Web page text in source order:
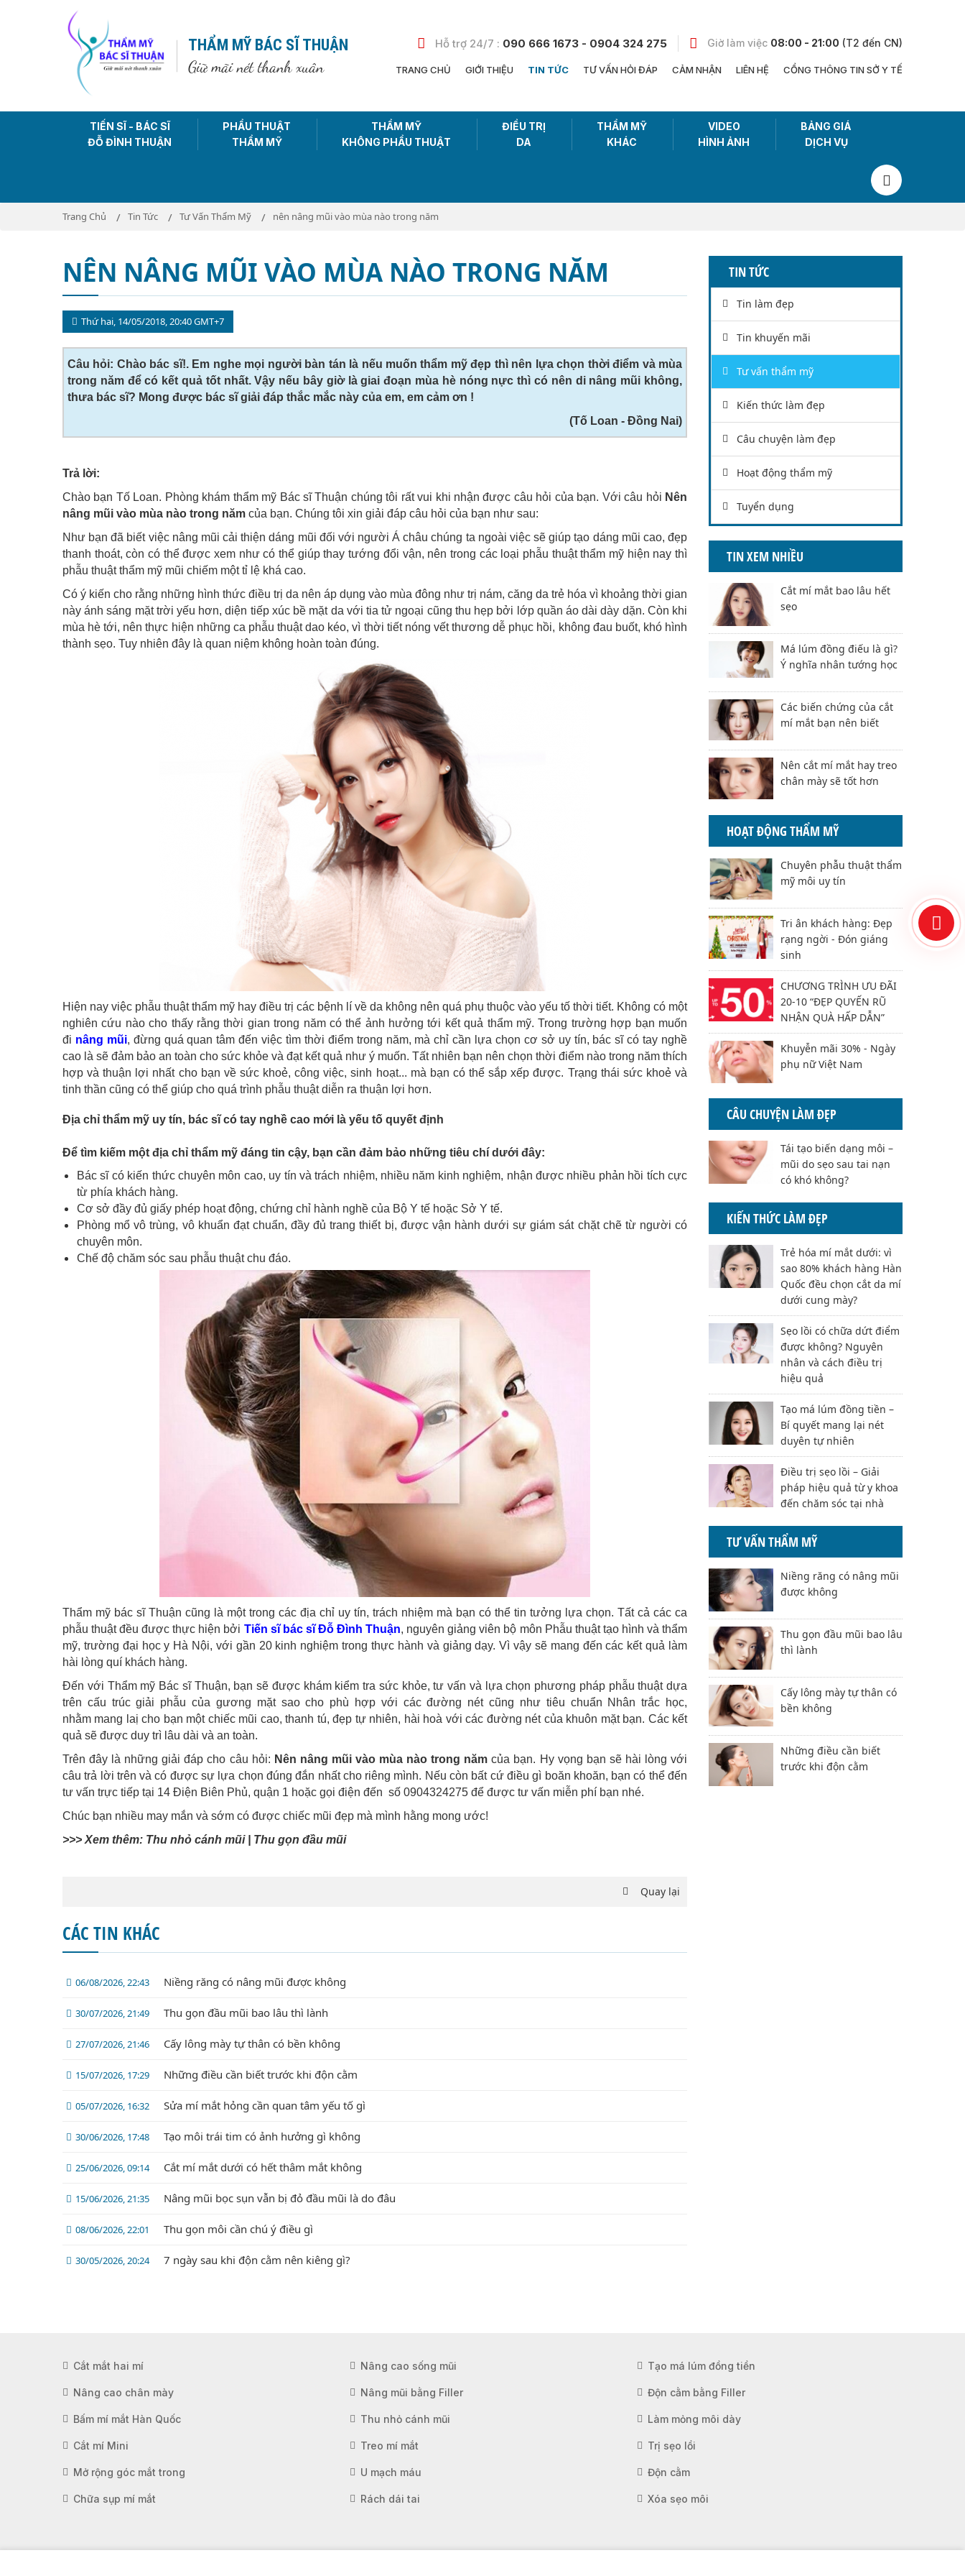
THẨM MỸ BÁC SĨ THUẬN
Giữ mãi nét thanh xuân
Hỗ trợ 24/7 : 090 666 1673 - 0904 324 275 Giờ làm việc 08:00 - 21:00 (T2 đến CN)
TRANG CHỦ GIỚI THIỆU TIN TỨC TƯ VẤN HỎI ĐÁP CẢM NHẬN LIÊN HỆ CỔNG THÔNG TIN SỞ Y TẾ
TIẾN SĨ - BÁC SĨ
ĐỖ ĐÌNH THUẬN
PHẨU THUẬT
THẨM MỸ
THẨM MỸ
KHÔNG PHẨU THUẬT
ĐIỀU TRỊ
DA
THẨM MỸ
KHÁC
VIDEO
HÌNH ẢNH
BẢNG GIÁ
DỊCH VỤ
Trang Chủ Tin Tức Tư Vấn Thẩm Mỹ nên nâng mũi vào mùa nào trong năm
NÊN NÂNG MŨI VÀO MÙA NÀO TRONG NĂM
Thứ hai, 14/05/2018, 20:40 GMT+7
Câu hỏi: Chào bác sĩ!. Em nghe mọi người bàn tán là nếu muốn thẩm mỹ đẹp thì nên lựa chọn thời điểm và mùa
trong năm để có kết quả tốt nhất. Vậy nếu bây giờ là giai đoạn mùa hè nóng nực thì có nên di nâng mũi không,
thưa bác sĩ? Mong được bác sĩ giải đáp thắc mắc này của em, em cảm ơn !
(Tố Loan - Đồng Nai)
Trả lời:
Chào bạn Tố Loan. Phòng khám thẩm mỹ Bác sĩ Thuận chúng tôi rất vui khi nhận được câu hỏi của bạn. Với câu hỏi Nên
nâng mũi vào mùa nào trong năm của bạn. Chúng tôi xin giải đáp câu hỏi của bạn như sau:
Như bạn đã biết việc nâng mũi cải thiện dáng mũi đối với người Á châu chúng ta ngoài việc sẽ giúp tạo dáng mũi cao, đẹp
thanh thoát, còn có thể được xem như có thể giúp thay tướng đổi vận, nên trong các loại phẫu thuật thẩm mỹ hiện nay thì
phẫu thuật thẩm mỹ mũi chiếm một tỉ lệ khá cao.
Có ý kiến cho rằng những hình thức điều trị da nên áp dụng vào mùa đông như trị nám, căng da trẻ hóa vì khoảng thời gian
này ánh sáng mặt trời yếu hơn, diện tiếp xúc bề mặt da với tia tử ngoại cũng thu hẹp bởi lớp quần áo dài dày dặn. Còn khi
mùa hè tới, nên thực hiện những ca phẫu thuật dao kéo, vì thời tiết nóng vết thương dễ phục hồi, không đau buốt, khó hình
thành sẹo. Tuy nhiên đây là quan niệm không hoàn toàn đúng.
Hiện nay việc phẫu thuật thẩm mỹ hay điều trị các bệnh lí về da không nên quá phụ thuộc vào yếu tố thời tiết. Không có một
nghiên cứu nào cho thấy rằng thời gian trong năm có thể ảnh hưởng tới kết quả thẩm mỹ. Trong trường hợp bạn muốn
đi nâng mũi, đừng quá quan tâm đến việc tìm thời điểm trong năm, mà chỉ cần lựa chọn cơ sở uy tín, bác sĩ có tay nghề
cao là sẽ đảm bảo an toàn cho sức khỏe và đạt kết quả như ý muốn. Tất nhiên bạn nên chọn thời điểm nào trong năm thích
hợp và thuận lợi nhất cho bạn về sức khoẻ, công việc, sinh hoạt... mà bạn có thể sắp xếp được. Trạng thái sức khoẻ và
tinh thần cũng có thể giúp cho quá trình phẫu thuật diễn ra thuận lợi hơn.
Địa chỉ thẩm mỹ uy tín, bác sĩ có tay nghề cao mới là yếu tố quyết định
Để tìm kiếm một địa chỉ thẩm mỹ đáng tin cậy, bạn cần đảm bảo những tiêu chí dưới đây:
Bác sĩ có kiến thức chuyên môn cao, uy tín và trách nhiệm, nhiều năm kinh nghiệm, nhận được nhiều phản hồi tích cực
từ phía khách hàng.
Cơ sở đầy đủ giấy phép hoạt động, chứng chỉ hành nghề của Bộ Y tế hoặc Sở Y tế.
Phòng mổ vô trùng, vô khuẩn đạt chuẩn, đầy đủ trang thiết bị, được vận hành dưới sự giám sát chặt chẽ từ người có
chuyên môn.
Chế độ chăm sóc sau phẫu thuật chu đáo.
Thẩm mỹ bác sĩ Thuận cũng là một trong các địa chỉ uy tín, trách nhiệm mà bạn có thể tin tưởng lựa chọn. Tất cả các ca
phẫu thuật đều được thực hiện bởi Tiến sĩ bác sĩ Đỗ Đình Thuận, nguyên giảng viên bộ môn Phẫu thuật tạo hình và thẩm
mỹ, trường đại học y Hà Nội, với gần 20 kinh nghiệm trong thực hành và giảng dạy. Vì vậy sẽ mang đến các kết quả làm
hài lòng quí khách hàng.
Đến với Thẩm mỹ Bác sĩ Thuận, bạn sẽ được khám kiểm tra sức khỏe, tư vấn và lựa chọn phương pháp phẫu thuật dựa
trên cấu trúc giải phẫu của gương mặt sao cho phù hợp với các đường nét cũng như tiêu chuẩn Nhân trắc học,
nhằm mang laị cho bạn một chiếc mũi cao, thanh tú, đẹp tự nhiên, hài hoà với các đường nét của khuôn mặt bạn. Các kết
quả sẽ được duy trì lâu dài và an toàn.
Trên đây là những giải đáp cho câu hỏi: Nên nâng mũi vào mùa nào trong nămcủa bạn. Hy vọng bạn sẽ hài lòng với
câu trả lời trên và có được sự lựa chọn đúng đắn nhất cho riêng mình. Nếu còn bất cứ điều gì boăn khoăn, bạn có thể đến
tư vấn trực tiếp tại 14 Điện Biên Phủ, quận 1 hoặc gọi điện đến số 0904324275 để được tư vấn miễn phí bạn nhé.
Chúc bạn nhiều may mắn và sớm có được chiếc mũi đẹp mà mình hằng mong ước!
>>> Xem thêm: Thu nhỏ cánh mũi| Thu gọn đầu mũi
Quay lại
CÁC TIN KHÁC
06/08/2026, 22:43 Niềng răng có nâng mũi được không
30/07/2026, 21:49 Thu gọn đầu mũi bao lâu thì lành
27/07/2026, 21:46 Cấy lông mày tự thân có bền không
15/07/2026, 17:29 Những điều cần biết trước khi độn cằm
05/07/2026, 16:32 Sửa mí mắt hỏng cần quan tâm yếu tố gì
30/06/2026, 17:48 Tạo môi trái tim có ảnh hưởng gì không
25/06/2026, 09:14 Cắt mí mắt dưới có hết thâm mắt không
15/06/2026, 21:35 Nâng mũi bọc sụn vẫn bị đỏ đầu mũi là do đâu
08/06/2026, 22:01 Thu gọn môi cần chú ý điều gì
30/05/2026, 20:24 7 ngày sau khi độn cằm nên kiêng gì?
TIN TỨC
Tin làm đẹp
Tin khuyến mãi
Tư vấn thẩm mỹ
Kiến thức làm đẹp
Câu chuyện làm đẹp
Hoạt động thẩm mỹ
Tuyển dụng
TIN XEM NHIỀU
Cắt mí mắt bao lâu hết
sẹo
Má lúm đồng điếu là gì?
Ý nghĩa nhân tướng học
Các biến chứng của cắt
mí mắt bạn nên biết
Nên cắt mí mắt hay treo
chân mày sẽ tốt hơn
HOẠT ĐỘNG THẨM MỸ
Chuyên phẫu thuật thẩm
mỹ môi uy tín
Tri ân khách hàng: Đẹp
rạng ngời - Đón giáng
sinh
CHƯƠNG TRÌNH ƯU ĐÃI
20-10 “ĐẸP QUYẾN RŨ
NHẬN QUÀ HẤP DẪN”
Khuyễn mãi 30% - Ngày
phụ nữ Việt Nam
CÂU CHUYỆN LÀM ĐẸP
Tái tạo biến dạng môi –
mũi do sẹo sau tai nạn
có khó không?
KIẾN THỨC LÀM ĐẸP
Trẻ hóa mí mắt dưới: vì
sao 80% khách hàng Hàn
Quốc đều chọn cắt da mí
dưới cung mày?
Sẹo lồi có chữa dứt điểm
được không? Nguyên
nhân và cách điều trị
hiệu quả
Tạo má lúm đồng tiền –
Bí quyết mang lại nét
duyên tự nhiên
Điều trị sẹo lồi – Giải
pháp hiệu quả từ y khoa
đến chăm sóc tại nhà
TƯ VẤN THẨM MỸ
Niềng răng có nâng mũi
được không
Thu gọn đầu mũi bao lâu
thì lành
Cấy lông mày tự thân có
bền không
Những điều cần biết
trước khi độn cằm
Cắt mắt hai mí Nâng cao sống mũi Tạo má lúm đồng tiền
Nâng cao chân mày Nâng mũi bằng Filler Độn cằm bằng Filler
Bấm mí mắt Hàn Quốc Thu nhỏ cánh mũi Làm mỏng môi dày
Cắt mí Mini Treo mí mắt Trị sẹo lồi
Mở rộng góc mắt trong U mạch máu Độn cằm
Chữa sụp mí mắt Rách dái tai Xóa sẹo môi